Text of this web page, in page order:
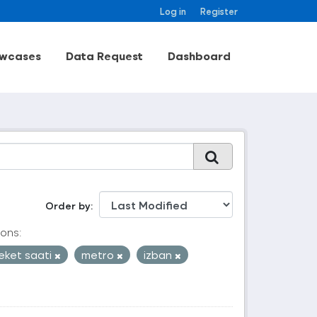
Log in Register
Data Request Dashboard
Order by
saati metro
izban